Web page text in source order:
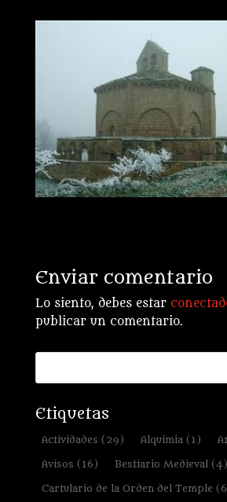
Enviar comentario
Lo siento, debes estar
publicar un comentario.
Etiquetas
Actividades (29) Alquimia(1)
Avisos (16) Bestiario Medieval(4)
Cartulario de la Orden del Temple